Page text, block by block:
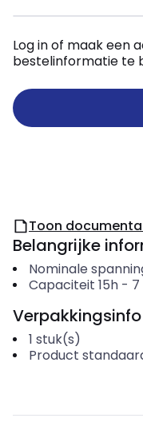
Log in of maak een
bestelinformatie te
Toon
Belangrijke
Nominale
Capaciteit 15h- 7
Verpakkingsinfo
1 stuk(s)
Product